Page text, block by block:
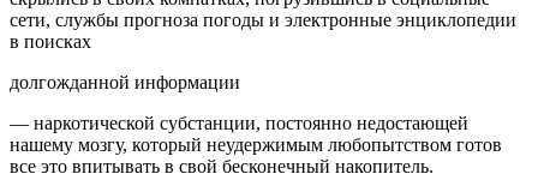
сети, службы прогноза погоды и электронные энциклопедии
в поисках
долгожданной информации
— наркотической субстанции, постоянно недостающей
нашему мозгу, который неудержимым любопытством готов
все это впитывать в свой бесконечный накопитель.